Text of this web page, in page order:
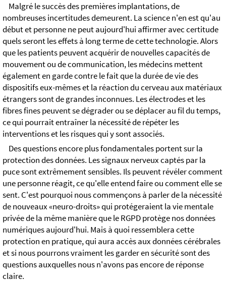
Malgré le succès des premières implantations, de
nombreuses incertitudes demeurent. La science n'en est qu'au
début et personne ne peut aujourd'hui affirmer avec certitude
quels seront les effets à long terme de cette technologie. Alors
que les patients peuvent acquérir de nouvelles capacités de
mouvement ou de communication, les médecins mettent
également en garde contre le fait que la durée de vie des
dispositifs eux-mêmes et la réaction du cerveau aux matériaux
étrangers sont de grandes inconnues. Les électrodes et les
fibres fines peuvent se dégrader ou se déplacer au fil du temps,
ce qui pourrait entraîner la nécessité de répéter les
interventions et les risques qui y sont associés.
Des questions encore plus fondamentales portent sur la
protection des données. Les signaux nerveux captés par la
puce sont extrêmement sensibles. Ils peuvent révéler comment
une personne réagit, ce qu'elle entend faire ou comment elle se
sent. C'est pourquoi nous commençons à parler de la nécessité
de nouveaux «neuro-droits» qui protégeraient la vie mentale
privée de la même manière que le RGPD protège nos données
numériques aujourd'hui. Mais à quoi ressemblera cette
protection en pratique, qui aura accès aux données cérébrales
et si nous pourrons vraiment les garder en sécurité sont des
questions auxquelles nous n'avons pas encore de réponse
claire.